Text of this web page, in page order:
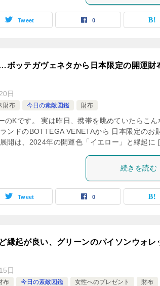
Tweet 0
ボッテガヴェネタから日本限定の開運財
日
財布 今日の素敵図鑑 財布
のKです。 実は昨日、携帯を眺めていたらこん
ンドのBOTTEGA VENETAから 日本限定のお
開は、2024年の開運色「イエロー」と縁起に
続きを読む
Tweet 0
縁起が良い、グリーンのパイソンウォレ
日
布 今日の素敵図鑑 女性へのプレゼント 財布